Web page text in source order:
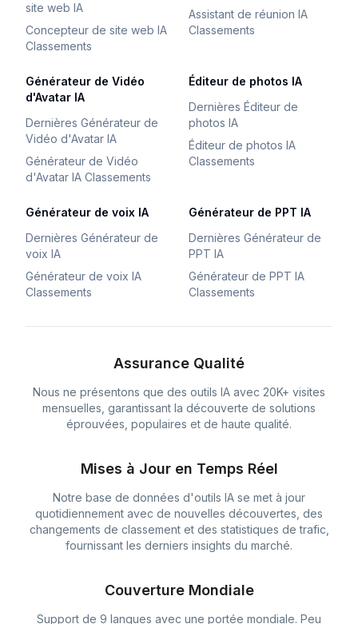
site web IA
Concepteur de site web IA
Classements
Assistant de réunion IA
Classements
Générateur de Vidéo
d'Avatar IA
Dernières Générateur de
Vidéo d'Avatar IA
Générateur de Vidéo
d'Avatar IA Classements
Éditeur de photos IA
Dernières Éditeur de
photos IA
Éditeur de photos IA
Classements
Générateur de voix IA
Dernières Générateur de
voix IA
Générateur de voix IA
Classements
Générateur de PPT IA
Dernières Générateur de
PPT IA
Générateur de PPT IA
Classements
Assurance Qualité
Nous ne présentons que des outils IA avec 20K+ visites
mensuelles, garantissant la découverte de solutions
éprouvées, populaires et de haute qualité.
Mises à Jour en Temps Réel
Notre base de données d'outils IA se met à jour
quotidiennement avec de nouvelles découvertes, des
changements de classement et des statistiques de trafic,
fournissant les derniers insights du marché.
Couverture Mondiale
Support de 9 langues avec une portée mondiale. Peu